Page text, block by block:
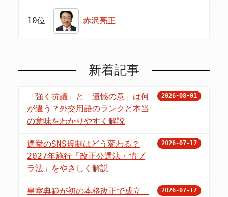
10位 赤沢亮正
新着記事
「強く抗議」と「遺憾の意」は何
が違う？外交用語のランクと本当
の意味をわかりやすく解説
2026-08-01
選挙のSNS規制はどう変わる？
2027年施行「改正公選法・情プ
ラ法」をやさしく解説
2026-07-17
皇室典範が初の本格改正で成立
2026-07-17